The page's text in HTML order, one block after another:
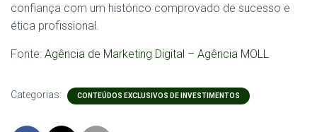
confiança com um histórico comprovado de sucesso e
ética profissional.
Fonte: Agência de Marketing Digital – Agência MOLL
Categorias: CONTEÚDOS EXCLUSIVOS DE INVESTIMENTOS